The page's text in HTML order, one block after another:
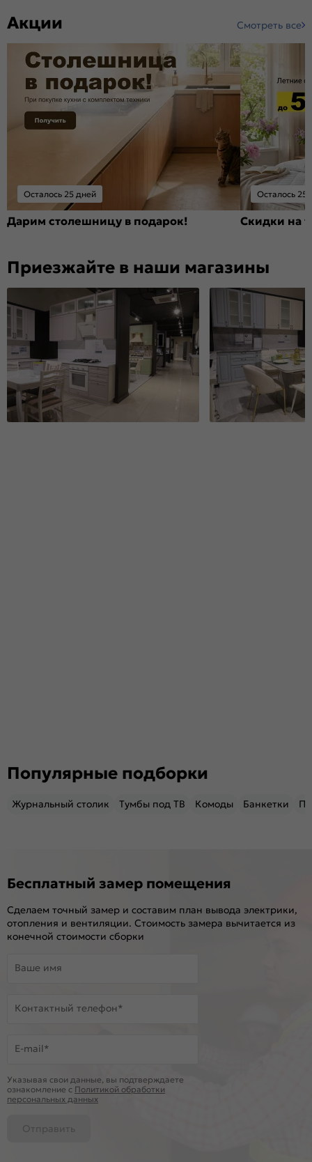
Акции Смотреть все
Осталось 25 дней
Дарим столешницу в подарок!
Осталось 25
Скидки на
Приезжайте в наши магазины
Популярные подборки
Журнальный столик Тумбы под ТВ Комоды Банкетки
Бесплатный замер помещения
Сделаем точный замер и составим план вывода электрики,
отопления и вентиляции. Стоимость замера вычитается из
конечной стоимости сборки
Ваше имя
Контактный телефон*
E-mail*
Указывая свои данные, вы подтверждаете
ознакомление c Политикой обработки
персональных данных
Отправить